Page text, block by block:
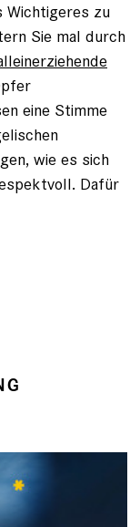
Wichtigeres zu
Sie mal durch
eine Stimme
wie es sich
Dafür